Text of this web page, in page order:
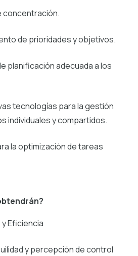
concentración.
de prioridades y objetivos.
planificación adecuada a los
tecnologías para la gestión
individuales y compartidos.
la optimización de tareas
Eficiencia
y percepción de control